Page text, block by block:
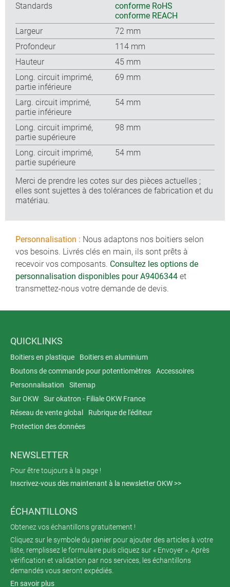
Standards
conforme RoHS
conforme REACH
Largeur
72 mm
Profondeur
114 mm
Hauteur
45 mm
Long. circuit imprimé,
partie inférieure
69 mm
Larg. circuit imprimé,
partie inférieure
54 mm
Long. circuit imprimé,
partie supérieure
98 mm
Long. circuit imprimé,
partie supérieure
54 mm
Merci de prendre les cotes sur des pièces actuelles ;
elles sont sujettes à des tolérances de fabrication et du
matériau.
Personnalisation : Nous adaptons nos boitiers selon
vos besoins. Livrés clés en main, ils sont prêts à
recevoir vos composants. Consultez les options de
personnalisation disponibles pour A9406344 et
transmettez-nous votre demande de devis.
QUICKLINKS
Boitiers en plastique
Boitiers en aluminium
Boutons de commande pour potentiomètres
Accessoires
Personnalisation
Sitemap
Sur OKW
Sur okatron - Filiale OKW France
Réseau de vente global
Rubrique de l'éditeur
Protection des données
NEWSLETTER
Pour être toujours à la page !
Inscrivez-vous dès maintenant à la newsletter OKW >>
ÉCHANTILLONS
Obtenez vos échantillons gratuitement !
Cliquez sur le symbole du panier pour ajouter des articles à votre
liste, remplissez le formulaire puis cliquez sur « Envoyer ». Après
vérification et validation par nos services, les échantillons
demandés vous seront expédiés.
En savoir plus